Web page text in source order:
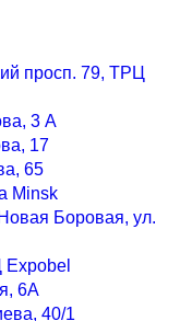
просп. 79, ТРЦ
3 А
17
65
Minsk
Боровая, ул.
6А
40/1